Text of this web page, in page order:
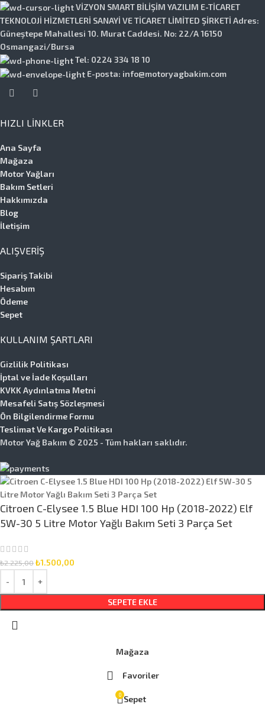
VİZYON SMART BİLİŞİM YAZILIM E-TİCARET
TEKNOLOJİ HİZMETLERİ SANAYİ VE TİCARET LİMİTED ŞİRKETİ Adres:
Güneştepe Mahallesi 10. Murat Caddesi. No: 22/A 16150
Osmangazi/Bursa
Tel: 0224 334 18 10
E-posta: info@motoryagbakim.com
HIZLI LINKLER
Ana Sayfa
Mağaza
Motor Yağları
Bakım Setleri
Hakkımızda
Blog
İletişim
ALIŞVERIŞ
Sipariş Takibi
Hesabım
Ödeme
Sepet
KULLANIM ŞARTLARI
Gizlilik Politikası
İptal ve İade Koşulları
KVKK Aydınlatma Metni
Mesafeli Satış Sözleşmesi
Ön Bilgilendirme Formu
Teslimat Ve Kargo Politikası
Motor Yağ Bakım © 2025 - Tüm hakları saklıdır.
Citroen C-Elysee 1.5 Blue HDI 100 Hp (2018-2022) Elf
5W-30 5 Litre Motor Yağlı Bakım Seti 3 Parça Set
₺2.225,00₺1.500,00
SEPETE EKLE
Mağaza
Favoriler
0 Sepet